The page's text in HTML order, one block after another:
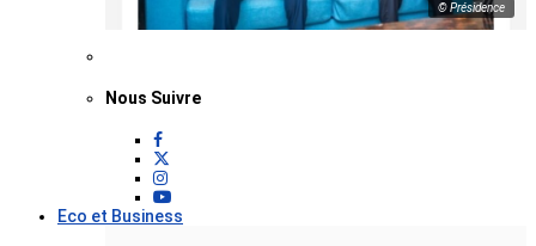
© Présidence
Nous Suivre
Eco et Business